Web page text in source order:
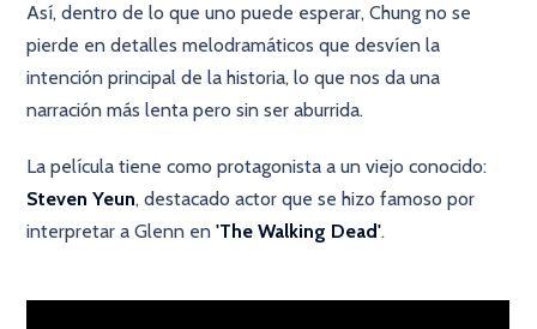
Así, dentro de lo que uno puede esperar, Chung no se
pierde en detalles melodramáticos que desvíen la
intención principal de la historia, lo que nos da una
narración más lenta pero sin ser aburrida.
La película tiene como protagonista a un viejo conocido:
Steven Yeun, destacado actor que se hizo famoso por
interpretar a Glenn en'The Walking Dead'.